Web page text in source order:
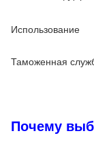
Использование
Таможенная
Почему